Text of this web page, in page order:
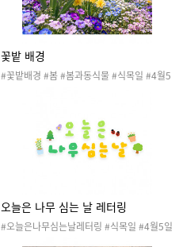
꽃밭 배경
#꽃밭배경 #봄 #봄과동식물 #식목일 #4월5
행사 #봄도안 #봄활동 #식목일도안 #식목일
활동 #원예활동 #텃밭활동 #봄배경 #꽃배경
오늘은 나무 심는 날 레터링
#오늘은나무심는날레터링 #식목일 #4월5일